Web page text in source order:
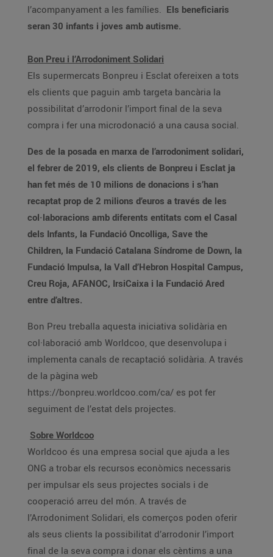
l’acompanyament a les famílies. Els beneficiaris
seran 30 infants i joves amb autisme.
Bon Preu i l’Arrodoniment Solidari
Els supermercats Bonpreu i Esclat ofereixen a tots
els clients que paguin amb targeta bancària la
possibilitat d’arrodonir l’import final de la seva
compra i fer una microdonació a una causa social.
Des de la posada en marxa de l’arrodoniment solidari,
el febrer de 2019, els clients de Bonpreu i Esclat ja
han fet més de 10 milions de donacions i s’han
recaptat prop de 2 milions d’euros a través de les
col·laboracions amb diferents entitats com el Casal
dels Infants, la Fundació Oncolliga, Save the
Children, la Fundació Catalana Síndrome de Down, la
Fundació Impulsa, la Vall d’Hebron Hospital Campus,
Creu Roja, AFANOC, IrsiCaixa i la Fundació Ared
entre d’altres.
Bon Preu treballa aquesta iniciativa solidària en
col·laboració amb Worldcoo, que desenvolupa i
implementa canals de recaptació solidària. A través
de la pàgina web
https://bonpreu.worldcoo.com/ca/ es pot fer
seguiment de l’estat dels projectes.
Sobre Worldcoo
Worldcoo és una empresa social que ajuda a les
ONG a trobar els recursos econòmics necessaris
per impulsar els seus projectes socials i de
cooperació arreu del món. A través de
l’Arrodoniment Solidari, els comerços poden oferir
als seus clients la possibilitat d’arrodonir l’import
final de la seva compra i donar els cèntims a una